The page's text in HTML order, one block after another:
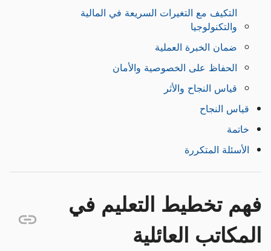
التكيف مع التغيرات السريعة في المالية
والتكنولوجيا
ضمان الخبرة العملية
الحفاظ على الخصوصية والأمان
قياس النجاح والأثر
قياس النجاح
خاتمة
الأسئلة المتكررة
فهم تخطيط التعليم في
المكاتب العائلية